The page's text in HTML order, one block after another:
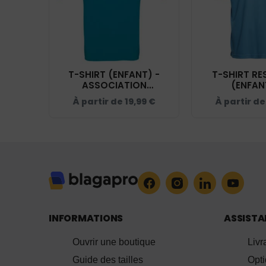
T-SHIRT (ENFANT) -
ASSOCIATION
CAVALAIRE EQUITATION
- ATOLL - BC03TK
À partir de 19,99 €
T-SHIRT
CAVALAIRE
À partir de
INFORMATIONS
Ouvrir une boutique
Guide des tailles